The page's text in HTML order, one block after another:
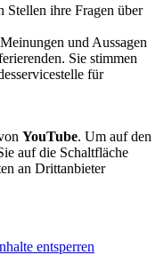
Stellen ihre Fragen über
und Aussagen
Sie stimmen
für
YouTube. Um auf den
auf die Schaltfläche
an Drittanbieter
entsperren